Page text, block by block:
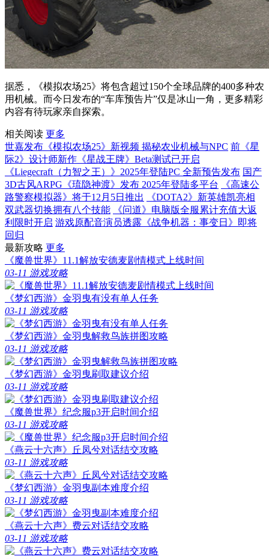
据悉，《模拟农场25》将包含超过150个全球品牌的400多种农
用机械。而今日发布的“车库预告片”仅是冰山一角，更多精彩
内容有待玩家亲自探索。
相关阅读 更多
世嘉发布《模拟农场25》新视频 揭秘农业机械与NPC 前《星
际2》设计师新作《星战王牌》Beta测试已开启
《Liegecraft（力智之王）》2025年登陆PC 全新预告发布 国产
3D古风ARPG《琉隐神渡》发布 2025年登陆多平台
《高速公
路警察模拟器》将于12月5日推出
《DOTA2》新英雄凯亮相
双武器切换拥有八个技能
《问道》电脑版全服累计充值大返
利限时开启 游戏原配音演员透露《战争机器：事变日》即将
回归
最新攻略 更多
《魔兽世界》11.1解放安德麦剧情模式上线时间
03-11 游戏攻略
《梦幻西游》金羽曳有没有单人任务
03-11 游戏攻略
《梦幻西游》金羽曳解救鸟族拼图攻略
03-11 游戏攻略
《梦幻西游》金羽曳刷取建议介绍
03-11 游戏攻略
《魔兽世界》纪念服p3开启时间介绍
03-11 游戏攻略
《燕云十六声》丘凤兮对话结交攻略
03-11 游戏攻略
《梦幻西游》金羽曳副本难度介绍
03-11 游戏攻略
《燕云十六声》费云对话结交攻略
03-11 游戏攻略